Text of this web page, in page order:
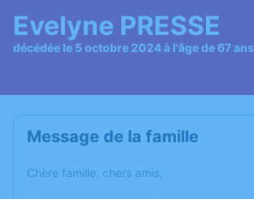
Evelyne PRESSE
décédée le 5 octobre 2024 à l'âge de 67 ans
Message de la famille
Chère famille, chers amis,